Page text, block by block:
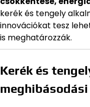
kerék és tengely
innovációkat tesz
is meghatározzák.
Kerék és